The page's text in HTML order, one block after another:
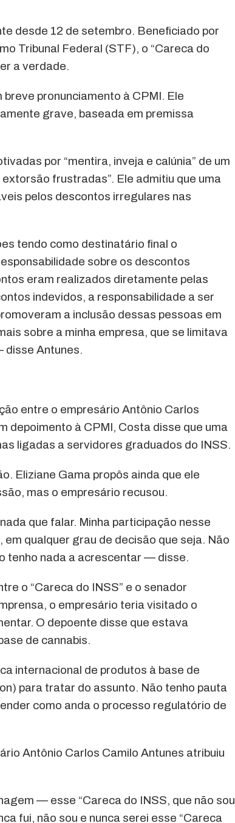
desde 12 de setembro. Beneficiado por
Tribunal Federal (STF), o “Careca do
a verdade.
pronunciamento à CPMI. Ele
grave, baseada em premissa
por “mentira, inveja e calúnia” de um
frustradas”. Ele admitiu que uma
pelos descontos irregulares nas
tendo como destinatário final o
sobre os descontos
eram realizados diretamente pelas
indevidos, a responsabilidade a ser
a inclusão dessas pessoas em
sobre a minha empresa, que se limitava
disse Antunes.
entre o empresário Antônio Carlos
depoimento à CPMI, Costa disse que uma
ligadas a servidores graduados do INSS.
Eliziane Gama propôs ainda que ele
mas o empresário recusou.
que falar. Minha participação nesse
qualquer grau de decisão que seja. Não
tenho nada a acrescentar — disse.
o “Careca do INSS” e o senador
o empresário teria visitado o
O depoente disse que estava
de cannabis.
internacional de produtos à base de
para tratar do assunto. Não tenho pauta
como anda o processo regulatório de
Antônio Carlos Camilo Antunes atribuiu
— esse “Careca do INSS, que não sou
fui, não sou e nunca serei esse “Careca